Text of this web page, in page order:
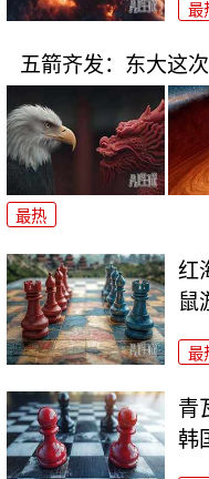
最
五箭齐发：东大这
最热
红
鼠
最
青
韩